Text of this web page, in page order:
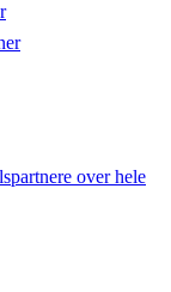
over hele